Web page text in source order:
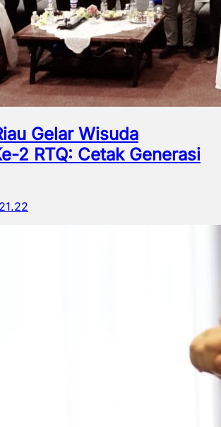
Gelar Wisuda
2 RTQ: Cetak Generasi